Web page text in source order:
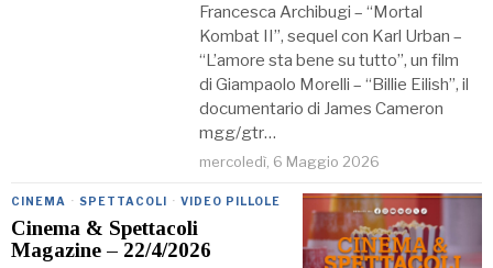
Francesca Archibugi – “Mortal
Kombat II”, sequel con Karl Urban –
“L’amore sta bene su tutto”, un film
di Giampaolo Morelli – “Billie Eilish”, il
documentario di James Cameron
mgg/gtr…
mercoledì, 6 Maggio 2026
CINEMA · SPETTACOLI · VIDEO PILLOLE
Cinema & Spettacoli
Magazine – 22/4/2026